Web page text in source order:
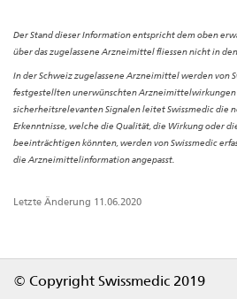
Der Stand dieser Information entspricht dem oben
über das zugelassene Arzneimittel fliessen nicht in den
In der Schweiz zugelassene Arzneimittel werden von
festgestellten unerwünschten Arzneimittelwirkungen
sicherheitsrelevanten Signalen leitet Swissmedic die
Erkenntnisse, welche die Qualität, die Wirkung oder
beeinträchtigen könnten, werden von Swissmedic
die Arzneimittelinformation angepasst.
Letzte Änderung 11.06.2020
© Copyright Swissmedic 2019